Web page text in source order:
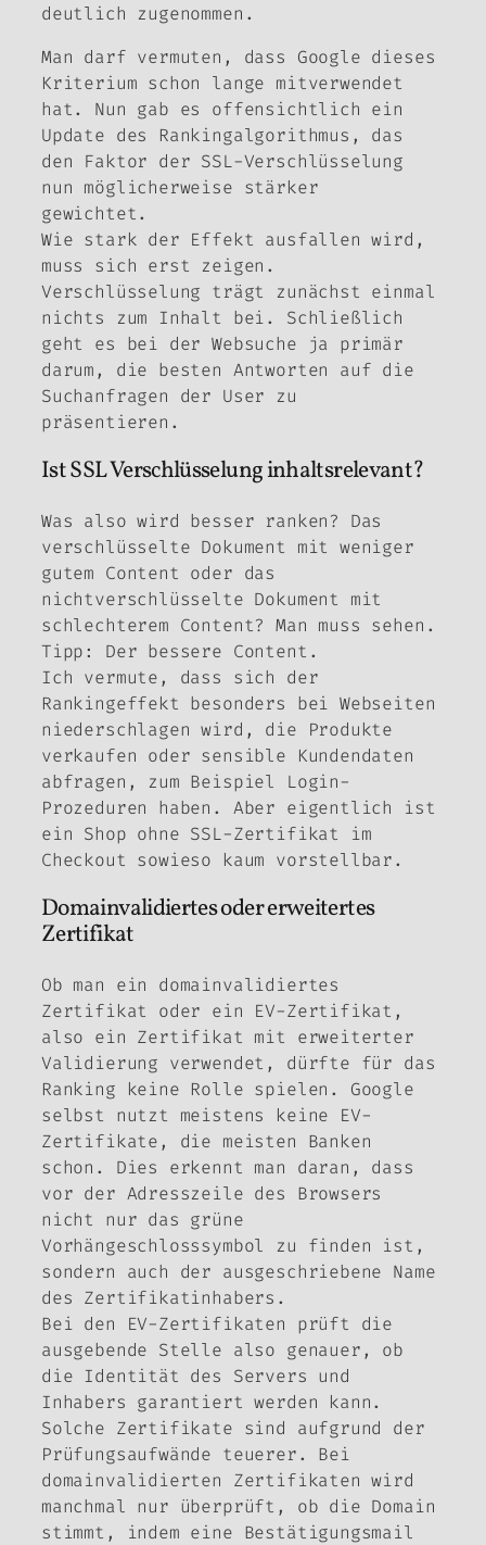
deutlich zugenommen.
Man darf vermuten, dass Google dieses
Kriterium schon lange mitverwendet
hat. Nun gab es offensichtlich ein
Update des Rankingalgorithmus, das
den Faktor der SSL-Verschlüsselung
nun möglicherweise stärker
gewichtet.
Wie stark der Effekt ausfallen wird,
muss sich erst zeigen.
Verschlüsselung trägt zunächst einmal
nichts zum Inhalt bei. Schließlich
geht es bei der Websuche ja primär
darum, die besten Antworten auf die
Suchanfragen der User zu
präsentieren.
Ist SSL Verschlüsselung inhaltsrelevant?
Was also wird besser ranken? Das
verschlüsselte Dokument mit weniger
gutem Content oder das
nichtverschlüsselte Dokument mit
schlechterem Content? Man muss sehen.
Tipp: Der bessere Content.
Ich vermute, dass sich der
Rankingeffekt besonders bei Webseiten
niederschlagen wird, die Produkte
verkaufen oder sensible Kundendaten
abfragen, zum Beispiel Login-
Prozeduren haben. Aber eigentlich ist
ein Shop ohne SSL-Zertifikat im
Checkout sowieso kaum vorstellbar.
Domainvalidiertes oder erweitertes
Zertifikat
Ob man ein domainvalidiertes
Zertifikat oder ein EV-Zertifikat,
also ein Zertifikat mit erweiterter
Validierung verwendet, dürfte für das
Ranking keine Rolle spielen. Google
selbst nutzt meistens keine EV-
Zertifikate, die meisten Banken
schon. Dies erkennt man daran, dass
vor der Adresszeile des Browsers
nicht nur das grüne
Vorhängeschlosssymbol zu finden ist,
sondern auch der ausgeschriebene Name
des Zertifikatinhabers.
Bei den EV-Zertifikaten prüft die
ausgebende Stelle also genauer, ob
die Identität des Servers und
Inhabers garantiert werden kann.
Solche Zertifikate sind aufgrund der
Prüfungsaufwände teuerer. Bei
domainvalidierten Zertifikaten wird
manchmal nur überprüft, ob die Domain
stimmt, indem eine Bestätigungsmail